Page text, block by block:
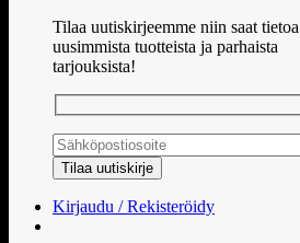
Tilaa uutiskirjeemme niin saat tietoa
uusimmista tuotteista ja parhaista
tarjouksista!
Kirjaudu / Rekisteröidy